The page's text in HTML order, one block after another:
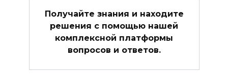
Получайте знания и находите
решения с помощью нашей
комплексной платформы
вопросов и ответов.